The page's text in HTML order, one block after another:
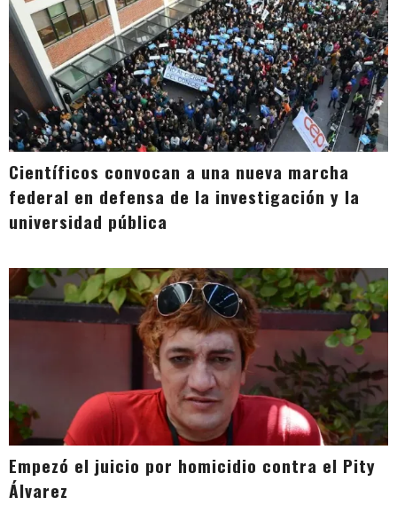
Científicos convocan a una nueva marcha
federal en defensa de la investigación y la
universidad pública
Empezó el juicio por homicidio contra el Pity
Álvarez